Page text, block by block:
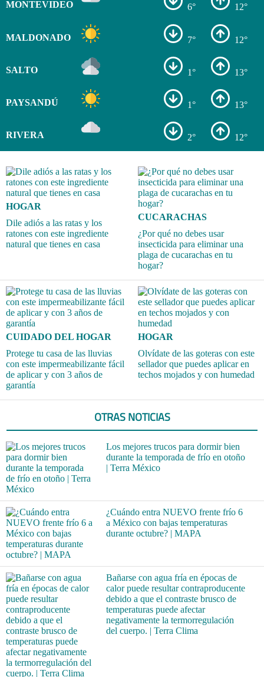
MONTEVIDEO 6° 12°
MALDONADO 7° 12°
SALTO 1° 13°
PAYSANDÚ 1° 13°
RIVERA 2° 12°
HOGAR
Dile adiós a las ratas y los
ratones con este ingrediente
natural que tienes en casa
CUCARACHAS
¿Por qué no debes usar
insecticida para eliminar una
plaga de cucarachas en tu
hogar?
CUIDADO DEL HOGAR
Protege tu casa de las lluvias
con este impermeabilizante fácil
de aplicar y con 3 años de
garantía
HOGAR
Olvídate de las goteras con este
sellador que puedes aplicar en
techos mojados y con humedad
OTRAS NOTICIAS
Los mejores trucos para dormir bien
durante la temporada de frío en otoño
| Terra México
¿Cuándo entra NUEVO frente frío 6
a México con bajas temperaturas
durante octubre? | MAPA
Bañarse con agua fría en épocas de
calor puede resultar contraproducente
debido a que el contraste brusco de
temperaturas puede afectar
negativamente la termorregulación
del cuerpo. | Terra Clima